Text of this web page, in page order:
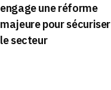
engage une réforme
majeure pour sécuriser
le secteur